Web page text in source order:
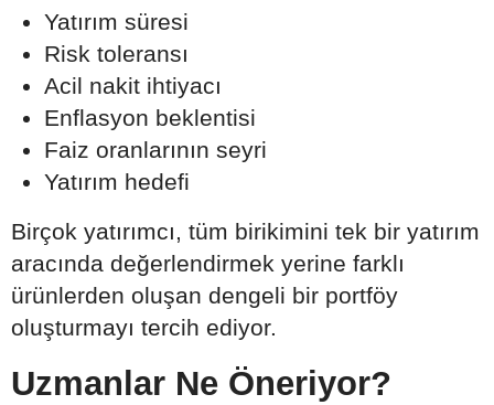
Yatırım süresi
Risk toleransı
Acil nakit ihtiyacı
Enflasyon beklentisi
Faiz oranlarının seyri
Yatırım hedefi
Birçok yatırımcı, tüm birikimini tek bir yatırım
aracında değerlendirmek yerine farklı
ürünlerden oluşan dengeli bir portföy
oluşturmayı tercih ediyor.
Uzmanlar Ne Öneriyor?